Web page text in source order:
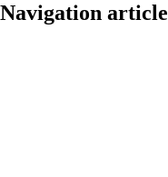
Navigation article